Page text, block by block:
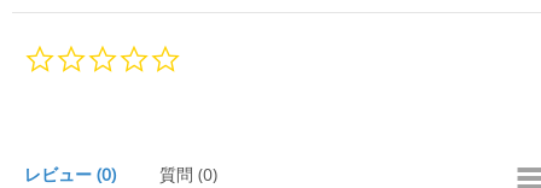
r
レビュー (0) 質問 (0)